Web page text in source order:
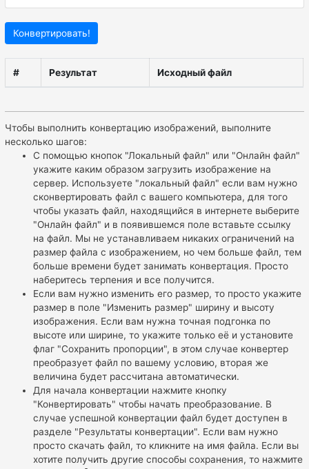
Конвертировать!
# Результат Исходный файл
Чтобы выполнить конвертацию изображений, выполните
несколько шагов:
С помощью кнопок "Локальный файл" или "Онлайн файл"
укажите каким образом загрузить изображение на
сервер. Используете "локальный файл" если вам нужно
сконвертировать файл с вашего компьютера, для того
чтобы указать файл, находящийся в интернете выберите
"Онлайн файл" и в появившемся поле вставьте ссылку
на файл. Мы не устанавливаем никаких ограничений на
размер файла с изображением, но чем больше файл, тем
больше времени будет занимать конвертация. Просто
наберитесь терпения и все получится.
Если вам нужно изменить его размер, то просто укажите
размер в поле "Изменить размер" ширину и высоту
изображения. Если вам нужна точная подгонка по
высоте или ширине, то укажите только её и установите
флаг "Сохранить пропорции", в этом случае конвертер
преобразует файл по вашему условию, вторая же
величина будет рассчитана автоматически.
Для начала конвертации нажмите кнопку
"Конвертировать" чтобы начать преобразование. В
случае успешной конвертации файл будет доступен в
разделе "Результаты конвертации". Если вам нужно
просто скачать файл, то кликните на имя файла. Если вы
хотите получить другие способы сохранения, то нажмите